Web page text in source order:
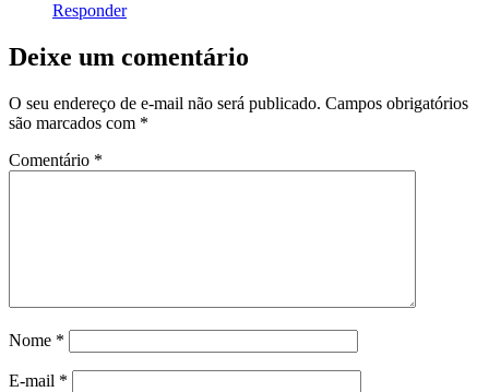
Responder
Deixe um comentário
O seu endereço de e-mail não será publicado. Campos obrigatórios
são marcados com *
Comentário *
Nome *
E-mail *